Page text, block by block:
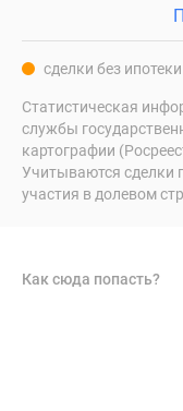
сделки без ипотеки
Статистическая
службы
картографии
Учитываются сделки
участия в долевом
Как сюда попасть?